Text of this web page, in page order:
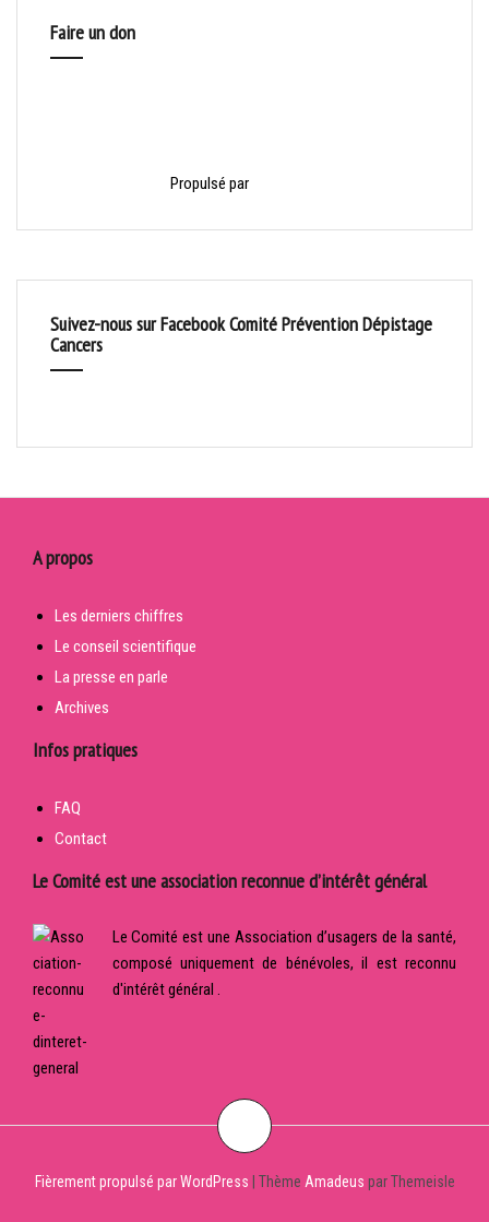
Faire un don
Propulsé par
Suivez-nous sur Facebook Comité Prévention Dépistage
Cancers
A propos
Les derniers chiffres
Le conseil scientifique
La presse en parle
Archives
Infos pratiques
FAQ
Contact
Le Comité est une association reconnue d’intérêt général
Le Comité est une Association d’usagers de la santé,
composé uniquement de bénévoles, il est reconnu
d'intérêt général .
Fièrement propulsé par WordPress Thème Amadeus par Themeisle